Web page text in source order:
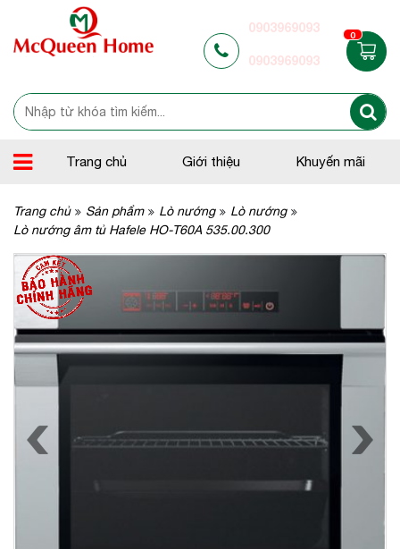
0903969093
0903969093
0
Trang chủ Giới thiệu Khuyến mãi
Trang chủ Sản phẩm Lò nướng
Lò nướng
Lò nướng âm tủ Hafele HO-T60A 535.00.300